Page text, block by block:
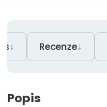
↓ Recenze↓
Popis